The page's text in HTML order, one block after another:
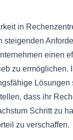
in
steigenden
einen
zu ermöglichen.
Lösungen
dass ihr
Schritt zu
zu verschaffen.